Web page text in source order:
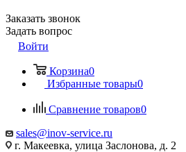
Заказать звонок
Задать вопрос
Войти
Корзина0
Избранные товары0
Сравнение товаров0
sales@inov-service.ru
г. Макеевка, улица Заслонова, д. 2